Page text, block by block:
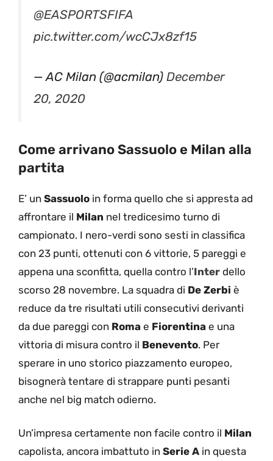
@EASPORTSFIFA
pic.twitter.com/wcCJx8zf15
— AC Milan (@acmilan) December
20, 2020
Come arrivano Sassuolo e Milan alla
partita
E’ un Sassuolo in forma quello che si appresta ad
affrontare il Milan nel tredicesimo turno di
campionato. I nero-verdi sono sesti in classifica
con 23 punti, ottenuti con 6 vittorie, 5 pareggi e
appena una sconfitta, quella contro l’Inter dello
scorso 28 novembre. La squadra di De Zerbi è
reduce da tre risultati utili consecutivi derivanti
da due pareggi con Roma e Fiorentina e una
vittoria di misura contro il Benevento. Per
sperare in uno storico piazzamento europeo,
bisognerà tentare di strappare punti pesanti
anche nel big match odierno.
Un’impresa certamente non facile contro il Milan
capolista, ancora imbattuto in Serie A in questa